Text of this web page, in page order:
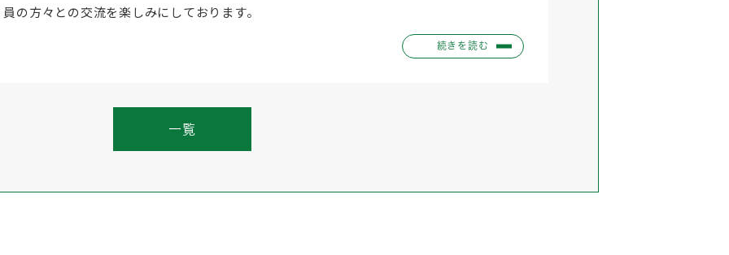
員の方々との交流を楽しみにしております。
続きを読む
一覧